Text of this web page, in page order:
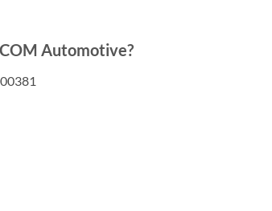
Automotive?